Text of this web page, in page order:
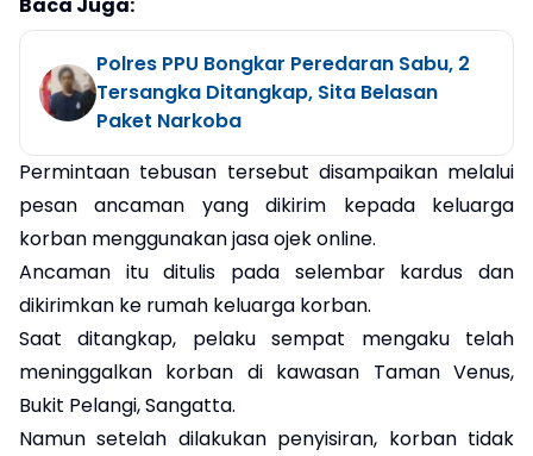
Baca Juga:
Polres PPU Bongkar Peredaran Sabu, 2
Tersangka Ditangkap, Sita Belasan
Paket Narkoba
Permintaan tebusan tersebut disampaikan melalui
pesan ancaman yang dikirim kepada keluarga
korban menggunakan jasa ojek online.
Ancaman itu ditulis pada selembar kardus dan
dikirimkan ke rumah keluarga korban.
Saat ditangkap, pelaku sempat mengaku telah
meninggalkan korban di kawasan Taman Venus,
Bukit Pelangi, Sangatta.
Namun setelah dilakukan penyisiran, korban tidak